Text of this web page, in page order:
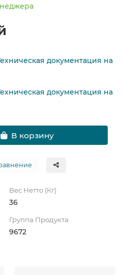
документация на
документация на
В корзину
Вес Нетто (Кг)
36
Группа Продукта
9672